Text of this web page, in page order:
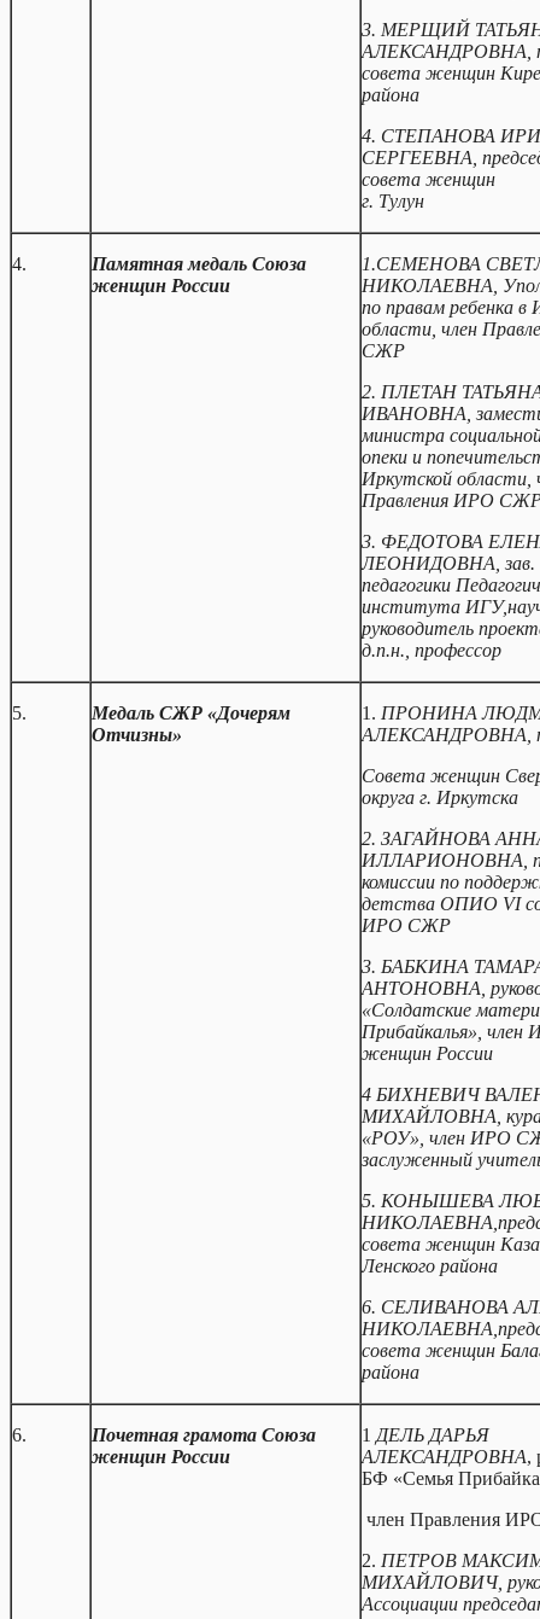
3. МЕРЩИЙ
АЛЕКСАНДРОВНА,
совета женщин
района
4. СТЕПАНОВА
СЕРГЕЕВНА,
совета женщин
г. Тулун
4. Памятная медаль Союза
женщин России
1.СЕМЕНОВА
НИКОЛАЕВНА,
по правам ребенка в
области, член
СЖР
2. ПЛЕТАН
ИВАНОВНА,
министра
опеки и
Иркутской области,
Правления ИРО
3. ФЕДОТОВА
ЛЕОНИДОВНА,
педагогики
института ИГУ,
руководитель
д.п.н., профессор
5.
Медаль СЖР «Дочерям
Отчизны»
1. ПРОНИНА
АЛЕКСАНДРОВНА,
Совета женщин
округа г. Иркутска
2. ЗАГАЙНОВА
ИЛЛАРИОНОВНА,
комиссии по
детства ОПИО VI
ИРО СЖР
3. БАБКИНА
АНТОНОВНА,
«Солдатские матери
Прибайкалья»,
женщин России
4 БИХНЕВИЧ
МИХАЙЛОВНА,
«РОУ», член ИРО
заслуженный
5. КОНЫШЕВА
совета женщин
Ленского района
6. СЕЛИВАНОВА
совета женщин
района
6.
Почетная грамота Союза
женщин России
1 ДЕЛЬ ДАРЬЯ
АЛЕКСАНДРОВНА,
БФ «Семья
член Правления
2. ПЕТРОВ
МИХАЙЛОВИЧ,
Ассоциации